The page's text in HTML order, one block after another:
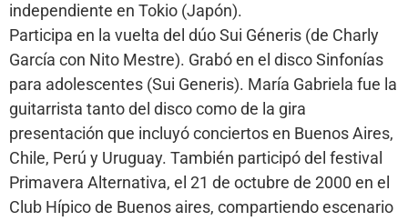
independiente en Tokio (Japón).
Participa en la vuelta del dúo Sui Géneris (de Charly
García con Nito Mestre). Grabó en el disco Sinfonías
para adolescentes (Sui Generis). María Gabriela fue la
guitarrista tanto del disco como de la gira
presentación que incluyó conciertos en Buenos Aires,
Chile, Perú y Uruguay. También participó del festival
Primavera Alternativa, el 21 de octubre de 2000 en el
Club Hípico de Buenos aires, compartiendo escenario